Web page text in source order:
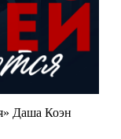
Даша Коэн